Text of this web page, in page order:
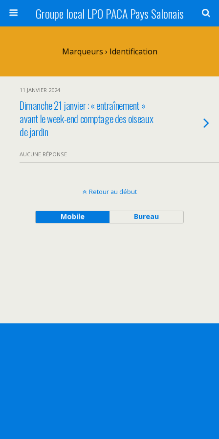
Groupe local LPO PACA Pays Salonais
Marqueurs › Identification
11 JANVIER 2024
Dimanche 21 janvier : « entraînement »
avant le week-end comptage des oiseaux
de jardin
AUCUNE RÉPONSE
Retour au début
Mobile Bureau